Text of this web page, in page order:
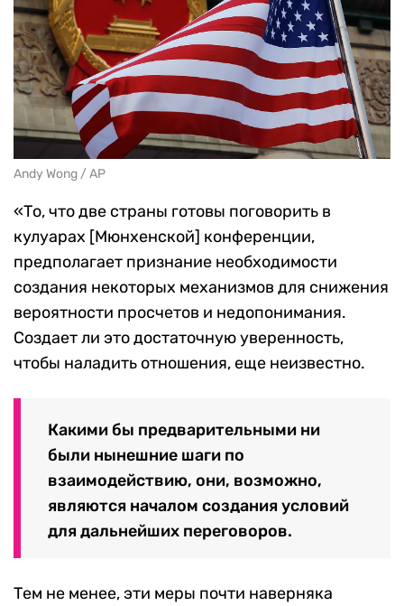
Andy Wong / AP
«То, что две страны готовы поговорить в
кулуарах [Мюнхенской] конференции,
предполагает признание необходимости
создания некоторых механизмов для снижения
вероятности просчетов и недопонимания.
Создает ли это достаточную уверенность,
чтобы наладить отношения, еще неизвестно.
Какими бы предварительными ни
были нынешние шаги по
взаимодействию, они, возможно,
являются началом создания условий
для дальнейших переговоров.
Тем не менее, эти меры почти наверняка